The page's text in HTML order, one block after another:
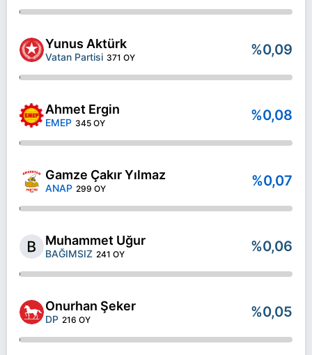
Yunus Aktürk
Vatan Partisi 371 OY %0,09
Ahmet Ergin
EMEP 345 OY %0,08
Gamze Çakır Yılmaz
ANAP 299 OY %0,07
Muhammet Uğur
BAĞIMSIZ 241 OY %0,06
Onurhan Şeker
DP 216 OY %0,05